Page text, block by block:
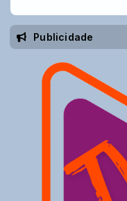
Publicidade